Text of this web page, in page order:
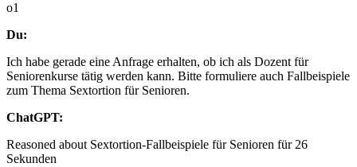
o1
Du:
Ich habe gerade eine Anfrage erhalten, ob ich als Dozent für
Seniorenkurse tätig werden kann. Bitte formuliere auch Fallbeispiele
zum Thema Sextortion für Senioren.
ChatGPT:
Reasoned about Sextortion-Fallbeispiele für Senioren für 26
Sekunden